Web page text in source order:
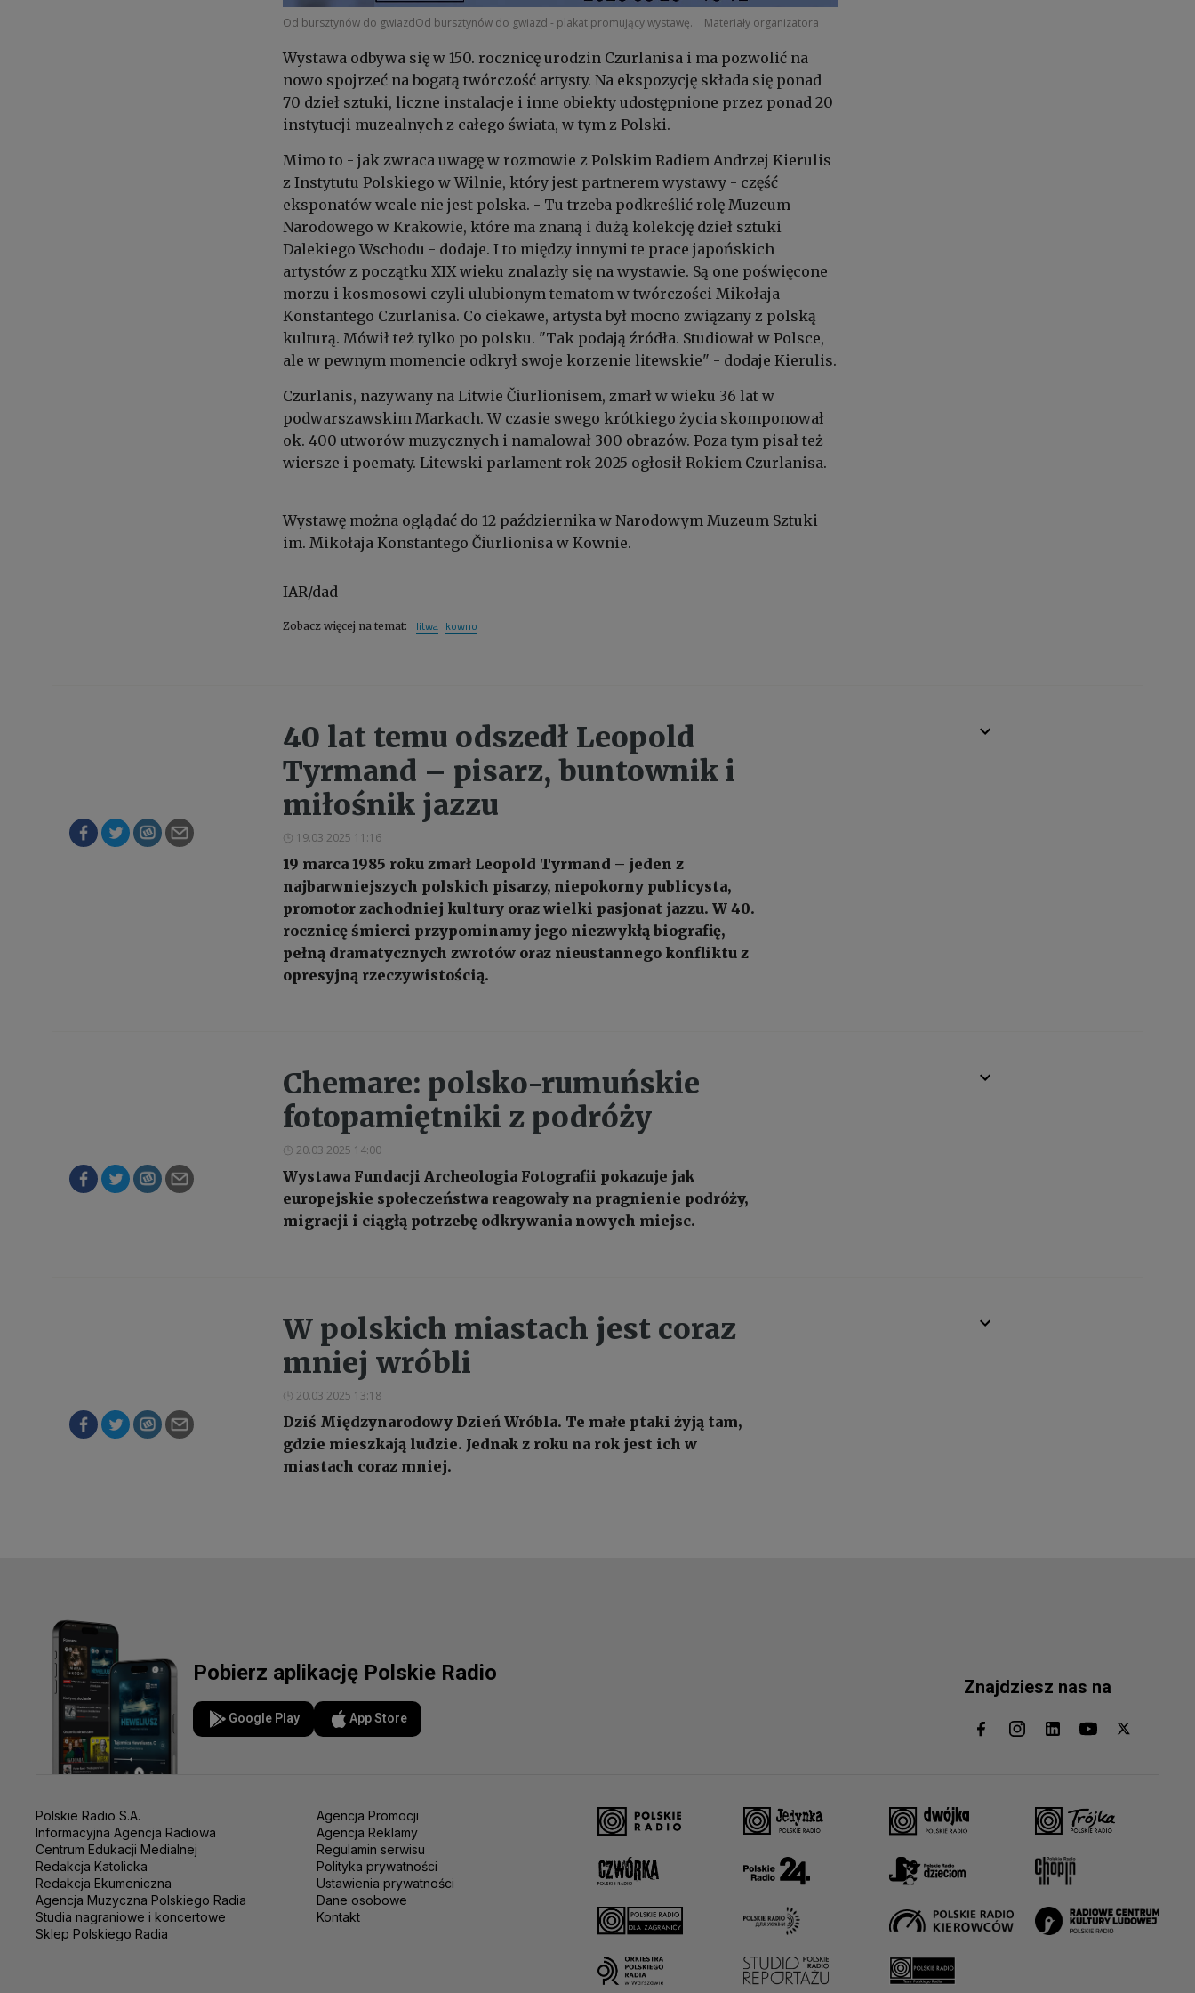
Od bursztynów do gwiazdOd bursztynów do gwiazd - plakat promujący wystawę. Materiały organizatora
Wystawa odbywa się w 150. rocznicę urodzin Czurlanisa i ma pozwolić na
nowo spojrzeć na bogatą twórczość artysty. Na ekspozycję składa się ponad
70 dzieł sztuki, liczne instalacje i inne obiekty udostępnione przez ponad 20
instytucji muzealnych z całego świata, w tym z Polski.
Mimo to - jak zwraca uwagę w rozmowie z Polskim Radiem Andrzej Kierulis
z Instytutu Polskiego w Wilnie, który jest partnerem wystawy - część
eksponatów wcale nie jest polska. - Tu trzeba podkreślić rolę Muzeum
Narodowego w Krakowie, które ma znaną i dużą kolekcję dzieł sztuki
Dalekiego Wschodu - dodaje. I to między innymi te prace japońskich
artystów z początku XIX wieku znalazły się na wystawie. Są one poświęcone
morzu i kosmosowi czyli ulubionym tematom w twórczości Mikołaja
Konstantego Czurlanisa. Co ciekawe, artysta był mocno związany z polską
kulturą. Mówił też tylko po polsku. "Tak podają źródła. Studiował w Polsce,
ale w pewnym momencie odkrył swoje korzenie litewskie" - dodaje Kierulis.
Czurlanis, nazywany na Litwie Čiurlionisem, zmarł w wieku 36 lat w
podwarszawskim Markach. W czasie swego krótkiego życia skomponował
ok. 400 utworów muzycznych i namalował 300 obrazów. Poza tym pisał też
wiersze i poematy. Litewski parlament rok 2025 ogłosił Rokiem Czurlanisa.
Wystawę można oglądać do 12 października w Narodowym Muzeum Sztuki
im. Mikołaja Konstantego Čiurlionisa w Kownie.
IAR/dad
Zobacz więcej na temat: litwa kowno
40 lat temu odszedł Leopold
Tyrmand – pisarz, buntownik i
miłośnik jazzu
19.03.2025 11:16
19 marca 1985 roku zmarł Leopold Tyrmand – jeden z
najbarwniejszych polskich pisarzy, niepokorny publicysta,
promotor zachodniej kultury oraz wielki pasjonat jazzu. W 40.
rocznicę śmierci przypominamy jego niezwykłą biografię,
pełną dramatycznych zwrotów oraz nieustannego konfliktu z
opresyjną rzeczywistością.
Chemare: polsko-rumuńskie
fotopamiętniki z podróży
20.03.2025 14:00
Wystawa Fundacji Archeologia Fotografii pokazuje jak
europejskie społeczeństwa reagowały na pragnienie podróży,
migracji i ciągłą potrzebę odkrywania nowych miejsc.
W polskich miastach jest coraz
mniej wróbli
20.03.2025 13:18
Dziś Międzynarodowy Dzień Wróbla. Te małe ptaki żyją tam,
gdzie mieszkają ludzie. Jednak z roku na rok jest ich w
miastach coraz mniej.
Pobierz aplikację Polskie Radio
Google Play App Store
Znajdziesz nas na
Polskie Radio S.A.
Informacyjna Agencja Radiowa
Centrum Edukacji Medialnej
Redakcja Katolicka
Redakcja Ekumeniczna
Agencja Muzyczna Polskiego Radia
Studia nagraniowe i koncertowe
Sklep Polskiego Radia
Agencja Promocji
Agencja Reklamy
Regulamin serwisu
Polityka prywatności
Ustawienia prywatności
Dane osobowe
Kontakt